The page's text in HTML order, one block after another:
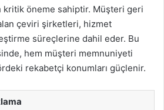
kritik öneme sahiptir. Müşteri geri
çeviri şirketleri, hizmet
süreçlerine dahil eder. Bu
hem müşteri memnuniyeti
rekabetçi konumları güçlenir.